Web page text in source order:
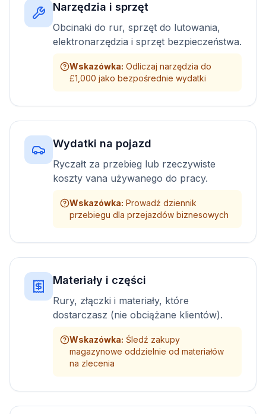
Narzędzia i sprzęt
Obcinaki do rur, sprzęt do lutowania,
elektronarzędzia i sprzęt bezpieczeństwa.
Wskazówka: Odliczaj narzędzia do
£1,000 jako bezpośrednie wydatki
Wydatki na pojazd
Ryczałt za przebieg lub rzeczywiste
koszty vana używanego do pracy.
Wskazówka: Prowadź dziennik
przebiegu dla przejazdów biznesowych
Materiały i części
Rury, złączki i materiały, które
dostarczasz (nie obciążane klientów).
Wskazówka: Śledź zakupy
magazynowe oddzielnie od materiałów
na zlecenia